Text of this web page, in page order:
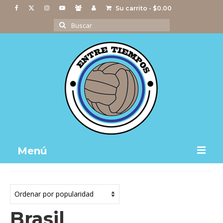
Su carrito - $0.00
Buscar
por:
Menú
Actividades
Imágenes